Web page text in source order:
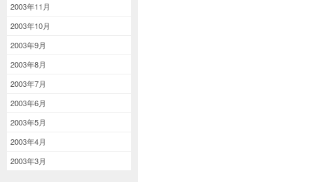
2003年11月
2003年10月
2003年9月
2003年8月
2003年7月
2003年6月
2003年5月
2003年4月
2003年3月